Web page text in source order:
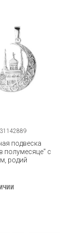
подвеска
полумесяце" с
родий